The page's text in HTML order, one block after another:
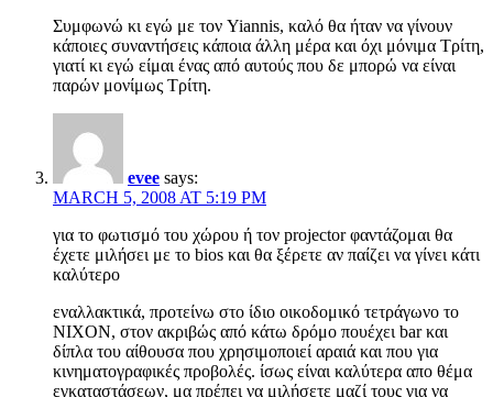
Συμφωνώ κι εγώ με τον Yiannis, καλό θα ήταν να γίνουν
κάποιες συναντήσεις κάποια άλλη μέρα και όχι μόνιμα Τρίτη,
γιατί κι εγώ είμαι ένας από αυτούς που δε μπορώ να είναι
παρών μονίμως Τρίτη.
evee says:
MARCH 5, 2008 AT 5:19 PM
για το φωτισμό του χώρου ή τον projector φαντάζομαι θα
έχετε μιλήσει με το bios και θα ξέρετε αν παίζει να γίνει κάτι
καλύτερο
εναλλακτικά, προτείνω στο ίδιο οικοδομικό τετράγωνο το
NIXON, στον ακριβώς από κάτω δρόμο πουέχει bar και
δίπλα του αίθουσα που χρησιμοποιεί αραιά και που για
κινηματογραφικές προβολές. ίσως είναι καλύτερα απο θέμα
εγκαταστάσεων, μα πρέπει να μιλήσετε μαζί τους για να